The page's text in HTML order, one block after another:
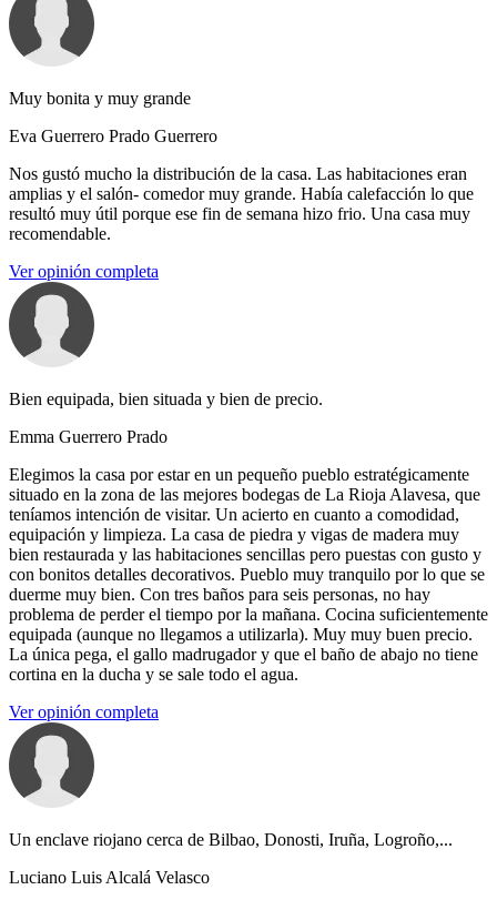
Muy bonita y muy grande
Eva Guerrero Prado Guerrero
Nos gustó mucho la distribución de la casa. Las habitaciones eran
amplias y el salón- comedor muy grande. Había calefacción lo que
resultó muy útil porque ese fin de semana hizo frio. Una casa muy
recomendable.
Ver opinión completa
Bien equipada, bien situada y bien de precio.
Emma Guerrero Prado
Elegimos la casa por estar en un pequeño pueblo estratégicamente
situado en la zona de las mejores bodegas de La Rioja Alavesa, que
teníamos intención de visitar. Un acierto en cuanto a comodidad,
equipación y limpieza. La casa de piedra y vigas de madera muy
bien restaurada y las habitaciones sencillas pero puestas con gusto y
con bonitos detalles decorativos. Pueblo muy tranquilo por lo que se
duerme muy bien. Con tres baños para seis personas, no hay
problema de perder el tiempo por la mañana. Cocina suficientemente
equipada (aunque no llegamos a utilizarla). Muy muy buen precio.
La única pega, el gallo madrugador y que el baño de abajo no tiene
cortina en la ducha y se sale todo el agua.
Ver opinión completa
Un enclave riojano cerca de Bilbao, Donosti, Iruña, Logroño,...
Luciano Luis Alcalá Velasco